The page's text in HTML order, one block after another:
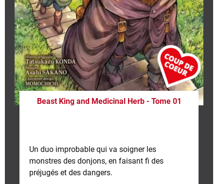
Beast King and Medicinal Herb - Tome 01
Un duo improbable qui va soigner les
monstres des donjons, en faisant fi des
préjugés et des dangers.